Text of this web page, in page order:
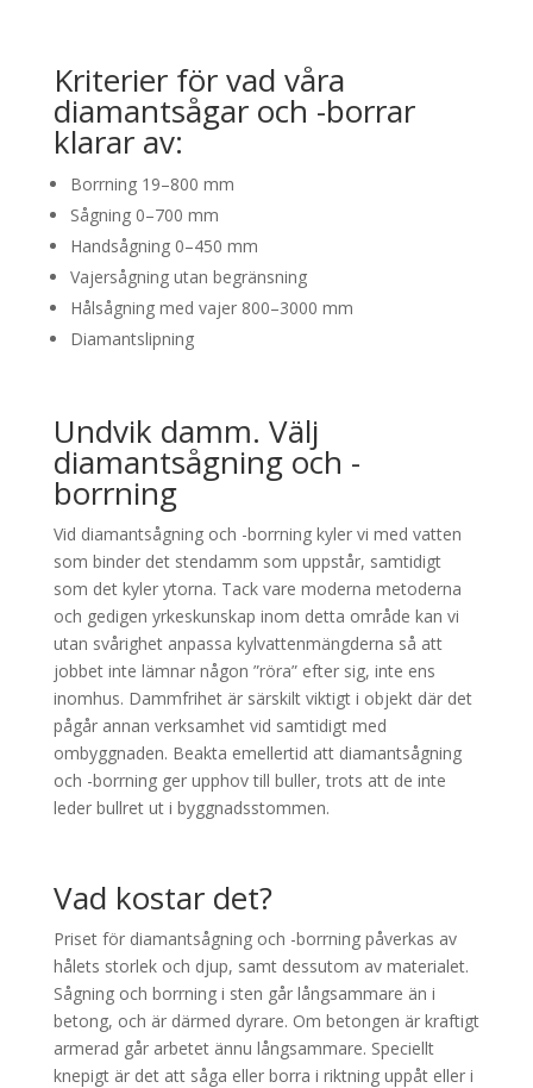
Kriterier för vad våra
diamantsågar och -borrar
klarar av:
Borrning 19–800 mm
Sågning 0–700 mm
Handsågning 0–450 mm
Vajersågning utan begränsning
Hålsågning med vajer 800–3000 mm
Diamantslipning
Undvik damm. Välj
diamantsågning och -
borrning
Vid diamantsågning och -borrning kyler vi med vatten
som binder det stendamm som uppstår, samtidigt
som det kyler ytorna. Tack vare moderna metoderna
och gedigen yrkeskunskap inom detta område kan vi
utan svårighet anpassa kylvattenmängderna så att
jobbet inte lämnar någon ”röra” efter sig, inte ens
inomhus. Dammfrihet är särskilt viktigt i objekt där det
pågår annan verksamhet vid samtidigt med
ombyggnaden. Beakta emellertid att diamantsågning
och -borrning ger upphov till buller, trots att de inte
leder bullret ut i byggnadsstommen.
Vad kostar det?
Priset för diamantsågning och -borrning påverkas av
hålets storlek och djup, samt dessutom av materialet.
Sågning och borrning i sten går långsammare än i
betong, och är därmed dyrare. Om betongen är kraftigt
armerad går arbetet ännu långsammare. Speciellt
knepigt är det att såga eller borra i riktning uppåt eller i